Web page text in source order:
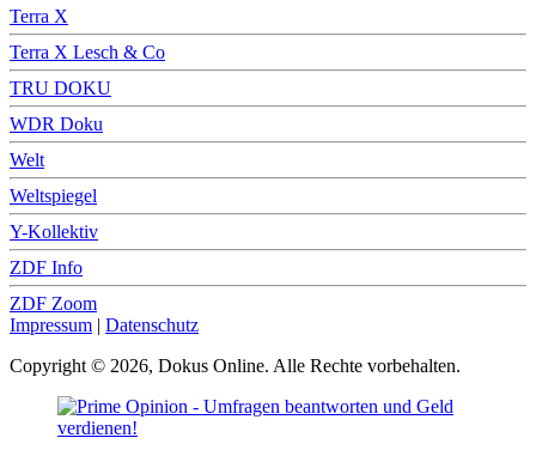
Terra X
Terra X Lesch & Co
TRU DOKU
WDR Doku
Welt
Weltspiegel
Y-Kollektiv
ZDF Info
ZDF Zoom
Impressum | Datenschutz
Copyright © 2026, Dokus Online. Alle Rechte vorbehalten.